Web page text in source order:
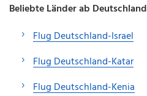
Beliebte Länder ab Deutschland
Flug Deutschland-Israel
Flug Deutschland-Katar
Flug Deutschland-Kenia